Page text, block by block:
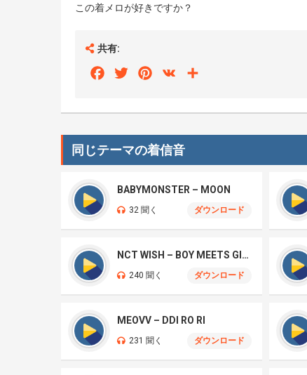
この着メロが好きですか？
共有:
FacebookTwitterPinterest
VK
同じテーマの着信音
BABYMONSTER – MOON
32 聞く ダウンロード
NCT WISH – BOY MEETS GIRL
240 聞く ダウンロード
MEOVV – DDI RO RI
231 聞く ダウンロード